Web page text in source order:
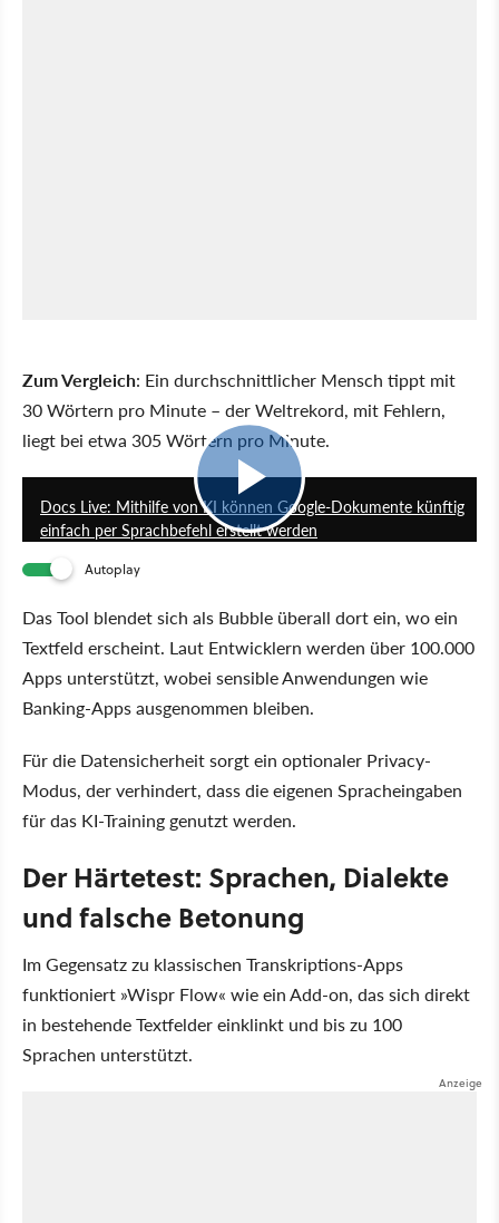
Zum Vergleich: Ein durchschnittlicher Mensch tippt mit
30 Wörtern pro Minute – der Weltrekord, mit Fehlern,
liegt bei etwa 305 Wörtern pro Minute.
Docs Live: Mithilfe von KI können Google-Dokumente künftig
einfach per Sprachbefehl erstellt werden
Autoplay
Das Tool blendet sich als Bubble überall dort ein, wo ein
Textfeld erscheint. Laut Entwicklern werden über 100.000
Apps unterstützt, wobei sensible Anwendungen wie
Banking-Apps ausgenommen bleiben.
Für die Datensicherheit sorgt ein optionaler Privacy-
Modus, der verhindert, dass die eigenen Spracheingaben
für das KI-Training genutzt werden.
Der Härtetest: Sprachen, Dialekte
und falsche Betonung
Im Gegensatz zu klassischen Transkriptions-Apps
funktioniert Wispr Flow wie ein Add-on, das sich direkt
in bestehende Textfelder einklinkt und bis zu 100
Sprachen unterstützt.